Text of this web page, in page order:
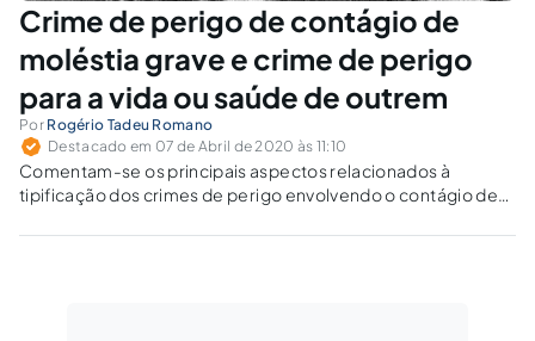
Crime de perigo de contágio de
moléstia grave e crime de perigo
para a vida ou saúde de outrem
Por Rogério Tadeu Romano
Destacado em 07 de Abril de 2020 às 11:10
Comentam-se os principais aspectos relacionados à
tipificação dos crimes de perigo envolvendo o contágio de
outrem.